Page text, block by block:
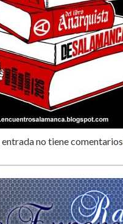
entrada no tiene comentarios